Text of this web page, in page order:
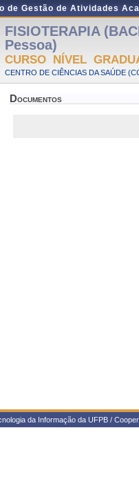
de Gestão de Atividades
FISIOTERAPIA
Pessoa)
CURSO NÍVEL
CENTRO DE CIÊNCIAS DA SAÚDE
Documentos
da Informação da UFPB /